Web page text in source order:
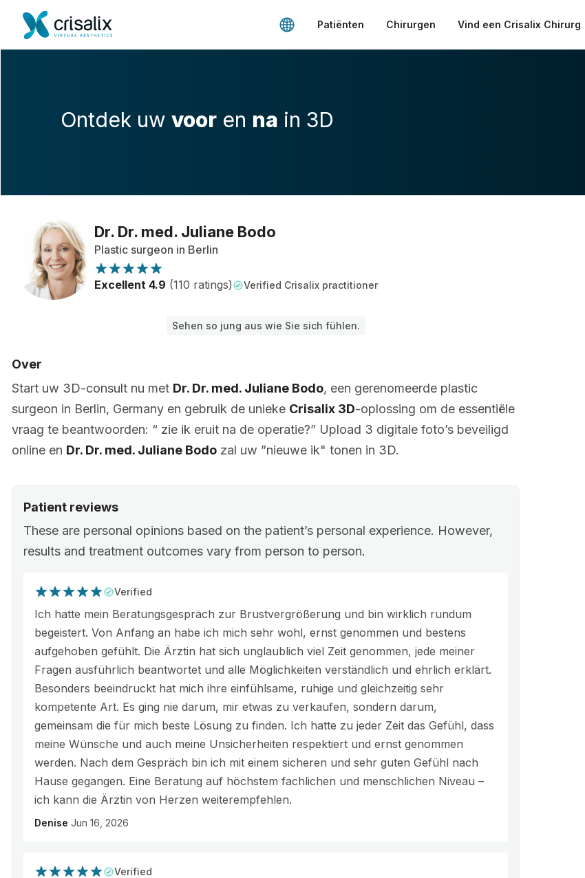
Patiënten Chirurgen Vind een Crisalix Chirurg
Ontdek uw voor en na in 3D
Dr. Dr. med. Juliane Bodo
Plastic surgeon in Berlin
Excellent 4.9 (110 ratings) Verified Crisalix practitioner
Sehen so jung aus wie Sie sich fühlen.
Over
Start uw 3D-consult nu met Dr. Dr. med. Juliane Bodo, een gerenomeerde plastic
surgeon in Berlin, Germany en gebruik de unieke Crisalix 3D-oplossing om de essentiële
vraag te beantwoorden: “ zie ik eruit na de operatie?” Upload 3 digitale foto’s beveiligd
online en Dr. Dr. med. Juliane Bodo zal uw ”nieuwe ik" tonen in 3D.
Patient reviews
These are personal opinions based on the patient’s personal experience. However,
results and treatment outcomes vary from person to person.
Verified
Ich hatte mein Beratungsgespräch zur Brustvergrößerung und bin wirklich rundum
begeistert. Von Anfang an habe ich mich sehr wohl, ernst genommen und bestens
aufgehoben gefühlt. Die Ärztin hat sich unglaublich viel Zeit genommen, jede meiner
Fragen ausführlich beantwortet und alle Möglichkeiten verständlich und ehrlich erklärt.
Besonders beeindruckt hat mich ihre einfühlsame, ruhige und gleichzeitig sehr
kompetente Art. Es ging nie darum, mir etwas zu verkaufen, sondern darum,
gemeinsam die für mich beste Lösung zu finden. Ich hatte zu jeder Zeit das Gefühl, dass
meine Wünsche und auch meine Unsicherheiten respektiert und ernst genommen
werden. Nach dem Gespräch bin ich mit einem sicheren und sehr guten Gefühl nach
Hause gegangen. Eine Beratung auf höchstem fachlichen und menschlichen Niveau –
ich kann die Ärztin von Herzen weiterempfehlen.
Denise Jun 16, 2026
Verified